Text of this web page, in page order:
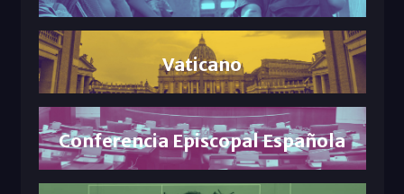
Vaticano
Conferencia Episcopal Española